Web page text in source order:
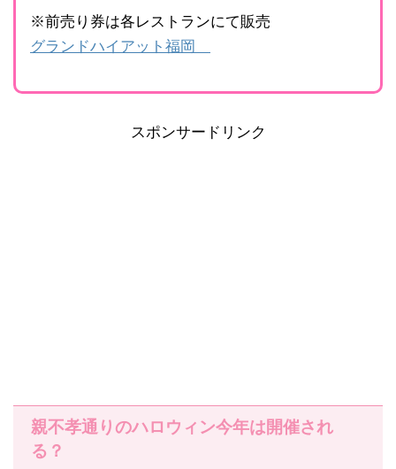
※前売り券は各レストランにて販売
グランドハイアット福岡
スポンサードリンク
親不孝通りのハロウィン今年は開催され
る？